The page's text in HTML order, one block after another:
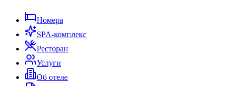
Номера
SPA-комплекс
Ресторан
Услуги
Об отеле